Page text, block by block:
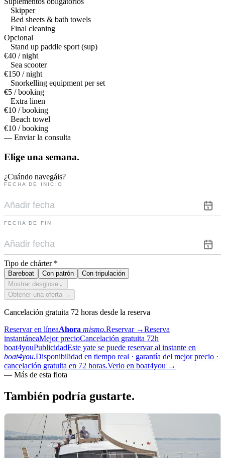
Skipper
Bed sheets & bath towels
Final cleaning
Opcional
Stand up paddle sport (sup)
€40 / night
Sea scooter
€150 / night
Snorkelling equipment per set
€5 / booking
Extra linen
€10 / booking
Beach towel
€10 / booking
— Enviar la consulta
Elige una semana.
¿Cuándo navegáis?
FECHA DE INICIO
FECHA DE FIN
Tipo de chárter *
Bareboat Con patrón
Con tripulación
Mostrar desglose ⌄
Obtener una oferta →
Cancelación gratuita 72 horas desde la reserva
Reservar en líneaAhora mismo.Reservar →Reserva
instantáneaMejor precioCancelación gratuita 72h
boat4youPublicidadEste yate se puede reservar al instante en
boat4you.Disponibilidad en tiempo real · garantía del mejor precio ·
cancelación gratuita en 72 horas.Verlo en boat4you →
— Más de esta flota
También podría gustarte.